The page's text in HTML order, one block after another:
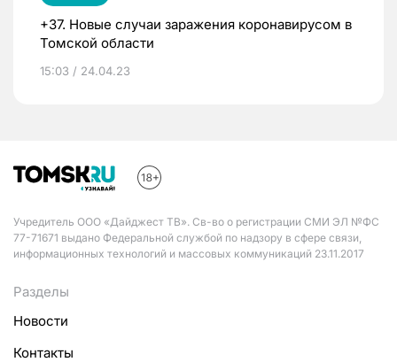
+37. Новые случаи заражения коронавирусом в
Томской области
15:03 / 24.04.23
Учредитель ООО «Дайджест ТВ». Св-во о регистрации СМИ ЭЛ №ФС
77-71671 выдано Федеральной службой по надзору в сфере связи,
информационных технологий и массовых коммуникаций 23.11.2017
Разделы
Новости
Контакты